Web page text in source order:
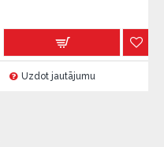
Uzdot jautājumu